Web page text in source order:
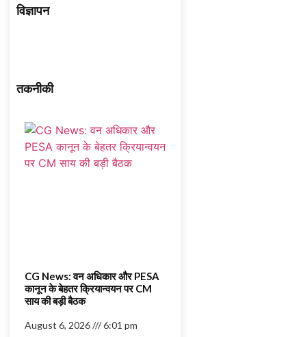
विज्ञापन
तकनीकी
CG News: वन अधिकार और PESA
कानून के बेहतर क्रियान्वयन पर CM
साय की बड़ी बैठक
August 6, 2026 6:01 pm